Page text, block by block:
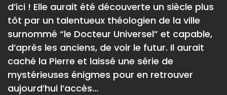
d’ici ! Elle aurait été découverte un siècle plus
tôt par un talentueux théologien de la ville
surnommé “le Docteur Universel” et capable,
d’après les anciens, de voir le futur. Il aurait
caché la Pierre et laissé une série de
mystérieuses énigmes pour en retrouver
aujourd’hui l’accès…